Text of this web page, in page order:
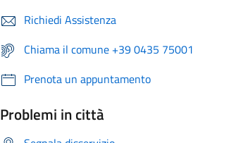
Richiedi Assistenza
Chiama il comune +39 0435 75001
Prenota un appuntamento
Problemi in città